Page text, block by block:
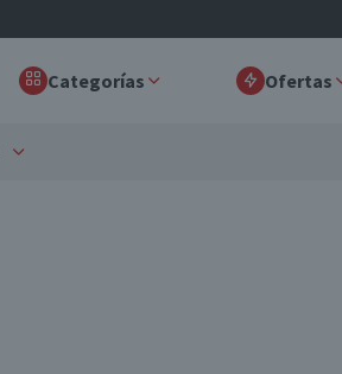
Categorías Ofertas